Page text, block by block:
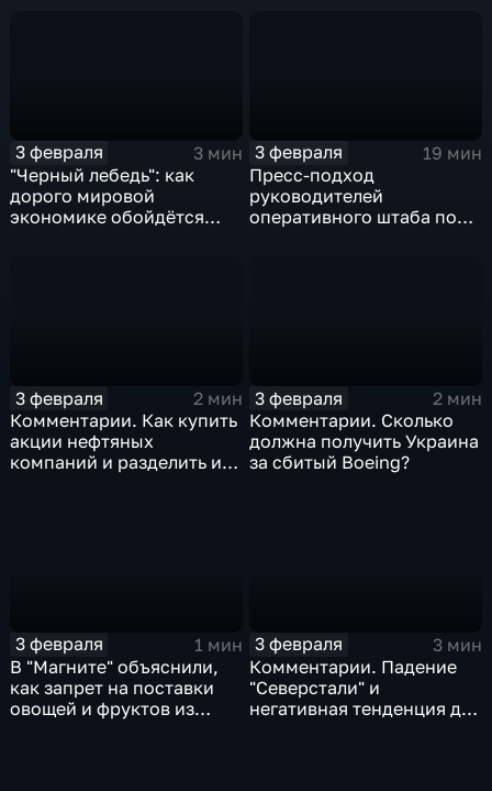
3 февраля
3 мин
"Черный лебедь": как
дорого мировой
экономике обойдётся
3 февраля
19 мин
Пресс-подход
руководителей
оперативного штаба по
3 февраля
2 мин
Комментарии. Как купить
акции нефтяных
компаний и разделить их
3 февраля
2 мин
Комментарии. Сколько
должна получить Украина
за сбитый Boeing?
3 февраля
1 мин
В "Магните" объяснили,
как запрет на поставки
овощей и фруктов из
3 февраля
3 мин
Комментарии. Падение
"Северстали" и
негативная тенденция для